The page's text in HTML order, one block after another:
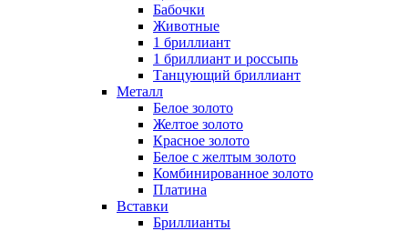
Бабочки
Животные
1 бриллиант
1 бриллиант и россыпь
Танцующий бриллиант
Металл
Белое золото
Желтое золото
Красное золото
Белое с желтым золото
Комбинированное золото
Платина
Вставки
Бриллианты